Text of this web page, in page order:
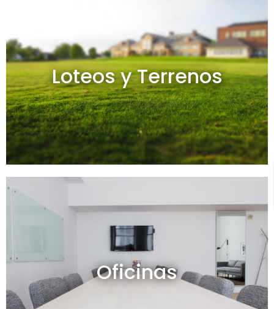
Loteos y Terrenos
Loteos y terrenos en venta
Ver todos
Oficinas
Oficinas en venta y alquiler